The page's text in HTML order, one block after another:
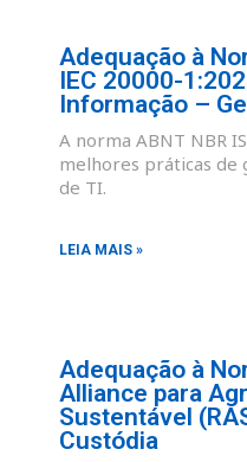
Adequação à
IEC 20000-
Informação –
A norma ABNT NBR
melhores práticas de
de TI.
LEIA MAIS »
Adequação à
Alliance para
Sustentável
Custódia